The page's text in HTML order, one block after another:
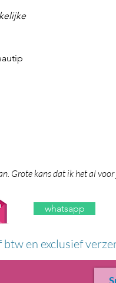
Grote kans dat ik het al voor
whatsapp
en exclusief